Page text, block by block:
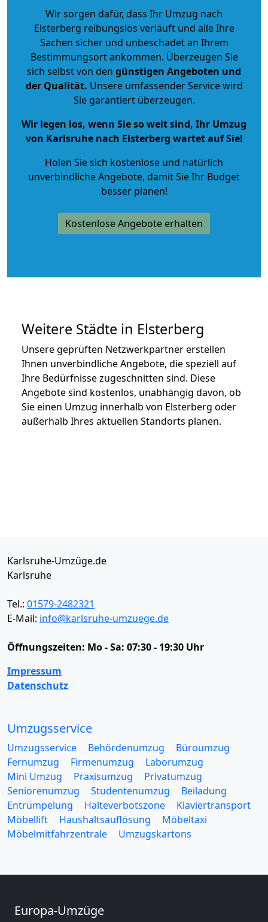
Wir sorgen dafür, dass Ihr Umzug nach
Elsterberg reibungslos verläuft und alle Ihre
Sachen sicher und unbeschadet an Ihrem
Bestimmungsort ankommen. Überzeugen Sie
sich selbst von den günstigen Angeboten und
der Qualität. Unsere umfassender Service wird
Sie garantiert überzeugen.
Wir legen los, wenn Sie so weit sind, Ihr Umzug
von Karlsruhe nach Elsterberg wartet auf Sie!
Holen Sie sich kostenlose und natürlich
unverbindliche Angebote, damit Sie Ihr Budget
besser planen!
Kostenlose Angebote erhalten
Weitere Städte in Elsterberg
Unsere geprüften Netzwerkpartner erstellen
Ihnen unverbindliche Angebote, die speziell auf
Ihre Bedürfnisse zugeschnitten sind. Diese
Angebote sind kostenlos, unabhängig davon, ob
Sie einen Umzug innerhalb von Elsterberg oder
außerhalb Ihres aktuellen Standorts planen.
Karlsruhe-Umzüge.de
Karlsruhe
Tel.: 01579-2482321
E-Mail: info@karlsruhe-umzuege.de
Öffnungszeiten: Mo - Sa: 07:30 - 19:30 Uhr
Impressum
Datenschutz
Umzugsservice
Umzugsservice Behördenumzug
Büroumzug
Fernumzug
Firmenumzug
Laborumzug
Mini Umzug
Praxisumzug
Privatumzug
Seniorenumzug
Studentenumzug
Beiladung
Entrümpelung
Halteverbotszone
Klaviertransport
Möbellift
Haushaltsauflösung
Möbeltaxi
Möbelmitfahrzentrale
Umzugskartons
Europa-Umzüge